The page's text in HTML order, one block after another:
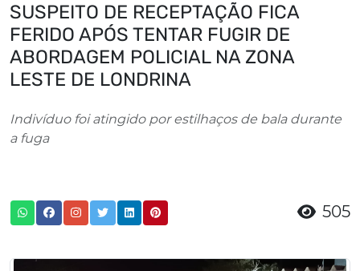
SUSPEITO DE RECEPTAÇÃO FICA
FERIDO APÓS TENTAR FUGIR DE
ABORDAGEM POLICIAL NA ZONA
LESTE DE LONDRINA
Indivíduo foi atingido por estilhaços de bala durante
a fuga
505